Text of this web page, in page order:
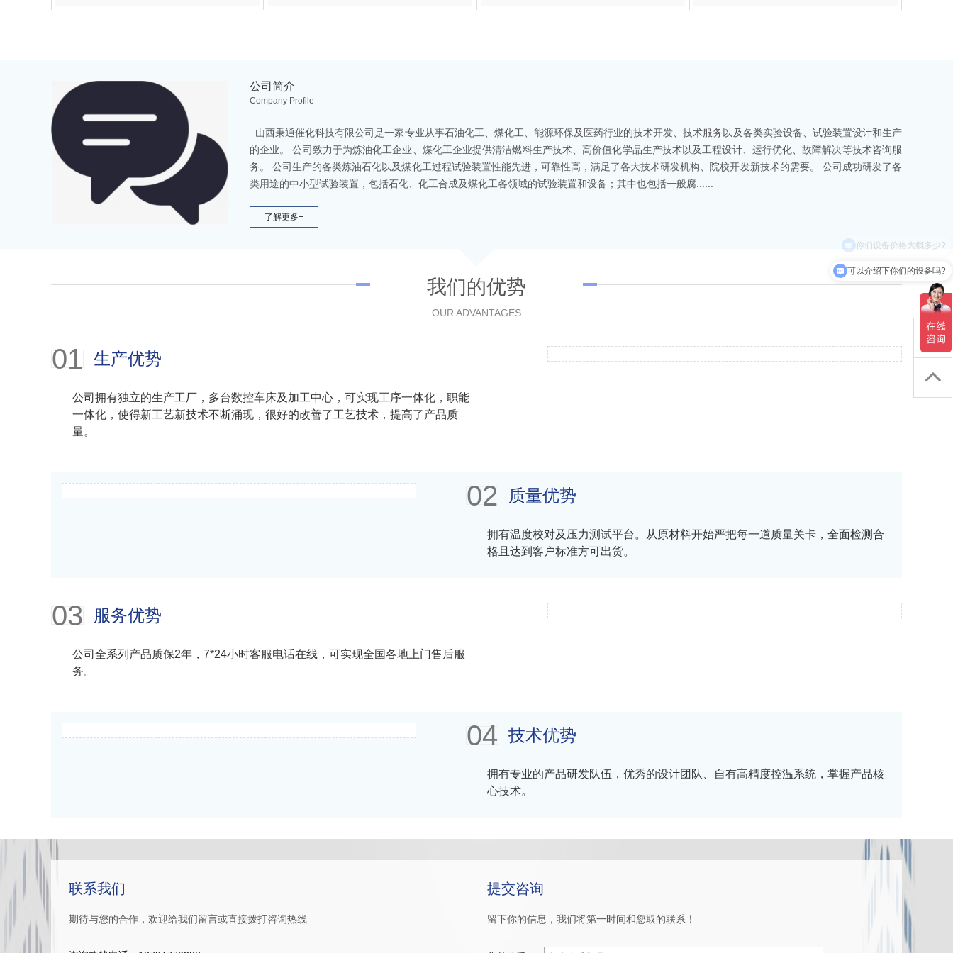
公司简介
Company Profile
山西秉通催化科技有限公司是一家专业从事石油化工、煤化工、能源环保及医药行业的技术开发、技术服务以及各类实验设备、试验装置设计和生产
的企业。 公司致力于为炼油化工企业、煤化工企业提供清洁燃料生产技术、高价值化学品生产技术以及工程设计、运行优化、故障解决等技术咨询服
务。 公司生产的各类炼油石化以及煤化工过程试验装置性能先进，可靠性高，满足了各大技术研发机构、院校开发新技术的需要。 公司成功研发了各
类用途的中小型试验装置，包括石化、化工合成及煤化工各领域的试验装置和设备；其中也包括一般腐......
了解更多+
我们的优势
OUR ADVANTAGES
01 生产优势
公司拥有独立的生产工厂，多台数控车床及加工中心，可实现工序一体化，职能
一体化，使得新工艺新技术不断涌现，很好的改善了工艺技术，提高了产品质
量。
02 质量优势
拥有温度校对及压力测试平台。从原材料开始严把每一道质量关卡，全面检测合
格且达到客户标准方可出货。
03 服务优势
公司全系列产品质保2年，7*24小时客服电话在线，可实现全国各地上门售后服
务。
04 技术优势
拥有专业的产品研发队伍，优秀的设计团队、自有高精度控温系统，掌握产品核
心技术。
联系我们
期待与您的合作，欢迎给我们留言或直接拨打咨询热线
提交咨询
留下你的信息，我们将第一时间和您取的联系！
可以介绍下你们的设备吗?